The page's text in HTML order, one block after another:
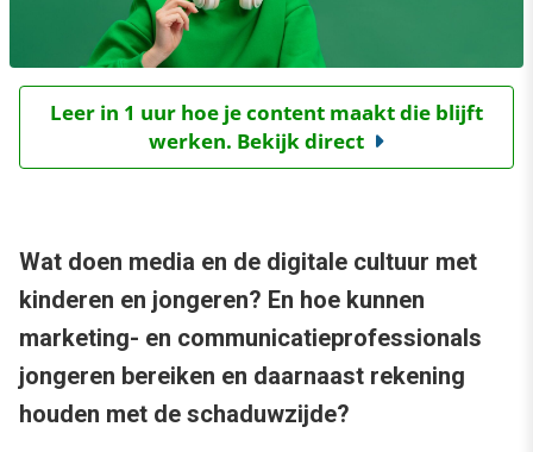
Leer in 1 uur hoe je content maakt die blijft
werken. Bekijk direct
Wat doen media en de digitale cultuur met
kinderen en jongeren? En hoe kunnen
marketing- en communicatieprofessionals
jongeren bereiken en daarnaast rekening
houden met de schaduwzijde?